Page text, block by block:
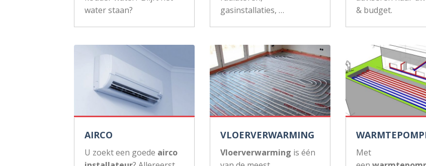
water staan?
gasinstallaties, …
& budget.
AIRCO
U zoekt een goede airco
VLOERVERWARMING
Vloerverwarming is één
Met